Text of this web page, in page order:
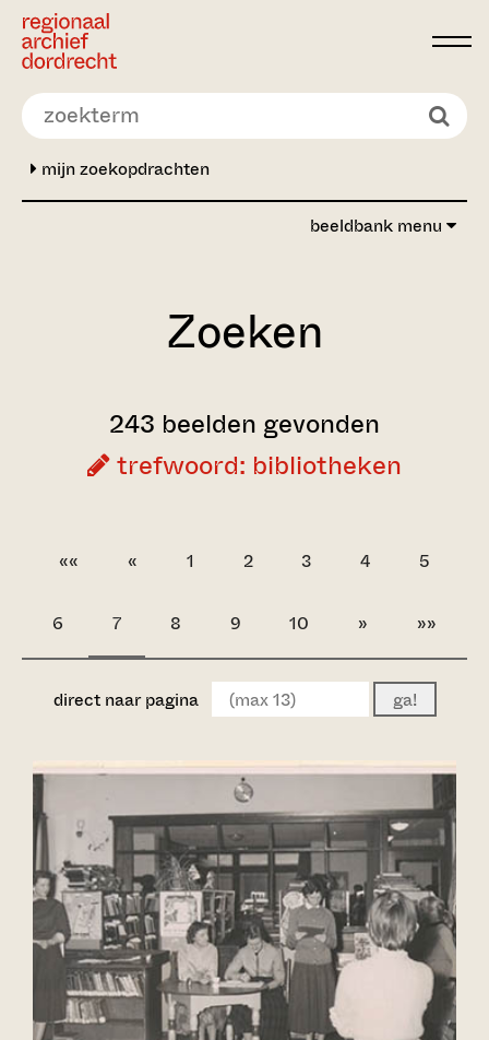
Ga direct naar de inhoud
mijn zoekopdrachten
beeldbank menu
Zoeken
243 beelden gevonden
trefwoord: bibliotheken
«« « 1 2 3 4 5
6 7 8 9 10 » »»
direct naar pagina ga!